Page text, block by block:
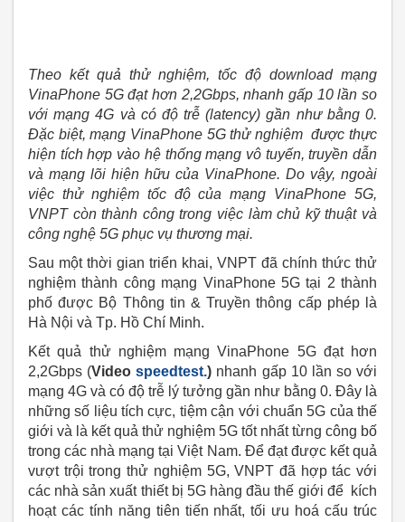
Theo kết quả thử nghiệm, tốc độ download mạng
VinaPhone 5G đạt hơn 2,2Gbps, nhanh gấp 10 lần so
với mạng 4G và có độ trễ (latency) gần như bằng 0.
Đặc biệt, mạng VinaPhone 5G thử nghiệm được thực
hiện tích hợp vào hệ thống mạng vô tuyến, truyền dẫn
và mạng lõi hiện hữu của VinaPhone. Do vậy, ngoài
việc thử nghiệm tốc độ của mạng VinaPhone 5G,
VNPT còn thành công trong việc làm chủ kỹ thuật và
công nghệ 5G phục vụ thương mại.
Sau một thời gian triển khai, VNPT đã chính thức thử
nghiệm thành công mạng VinaPhone 5G tại 2 thành
phố được Bộ Thông tin & Truyền thông cấp phép là
Hà Nội và Tp. Hồ Chí Minh.
Kết quả thử nghiệm mạng VinaPhone 5G đạt hơn
2,2Gbps (Videospeedtest.) nhanh gấp 10 lần so với
mạng 4G và có độ trễ lý tưởng gần như bằng 0. Đây là
những số liệu tích cực, tiệm cận với chuẩn 5G của thế
giới và là kết quả thử nghiệm 5G tốt nhất từng công bố
trong các nhà mạng tại Việt Nam. Để đạt được kết quả
vượt trội trong thử nghiệm 5G, VNPT đã hợp tác với
các nhà sản xuất thiết bị 5G hàng đầu thế giới để kích
hoạt các tính năng tiên tiến nhất, tối ưu hoá cấu trúc